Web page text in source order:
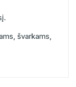
švarkams,